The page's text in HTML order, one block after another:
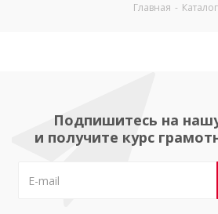
Главная - Каталог
Подпишитесь на
и получите курс